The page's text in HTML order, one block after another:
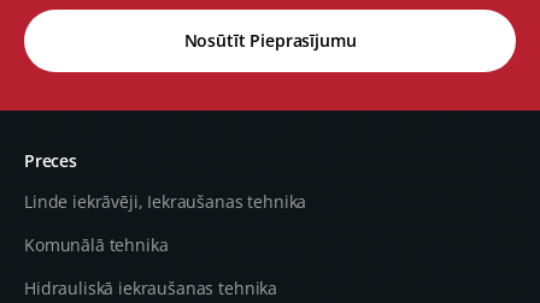
Nosūtīt Pieprasījumu
Preces
Linde iekrāvēji, Iekraušanas tehnika
Komunālā tehnika
Hidrauliskā iekraušanas tehnika